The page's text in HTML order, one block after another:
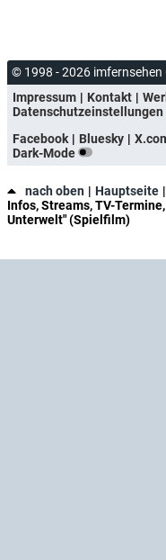
© 1998 - 2026 imfernsehen
Impressum
Kontakt
Datenschutzeinstellungen
Facebook
Bluesky
Dark-Mode
nach oben Hauptseite
Infos, Streams, TV-
Unterwelt" (Spielfilm)